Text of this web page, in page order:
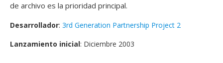
de archivo es la prioridad principal.
Desarrollador: 3rd Generation Partnership Project 2
Lanzamiento inicial: Diciembre 2003